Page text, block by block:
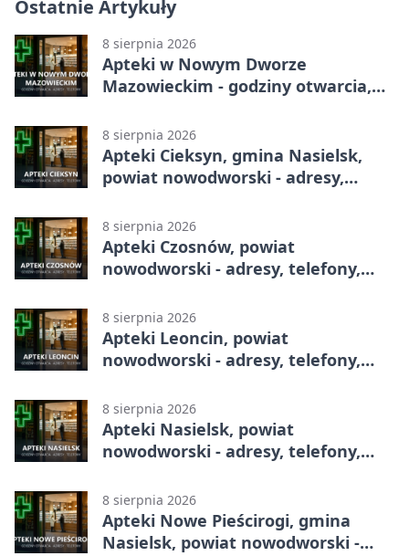
Ostatnie Artykuły
8 sierpnia 2026
Apteki w Nowym Dworze
Mazowieckim - godziny otwarcia,
8 sierpnia 2026
Apteki Cieksyn, gmina Nasielsk,
powiat nowodworski - adresy,
8 sierpnia 2026
Apteki Czosnów, powiat
nowodworski - adresy, telefony,
8 sierpnia 2026
Apteki Leoncin, powiat
nowodworski - adresy, telefony,
8 sierpnia 2026
Apteki Nasielsk, powiat
nowodworski - adresy, telefony,
8 sierpnia 2026
Apteki Nowe Pieścirogi, gmina
Nasielsk, powiat nowodworski -